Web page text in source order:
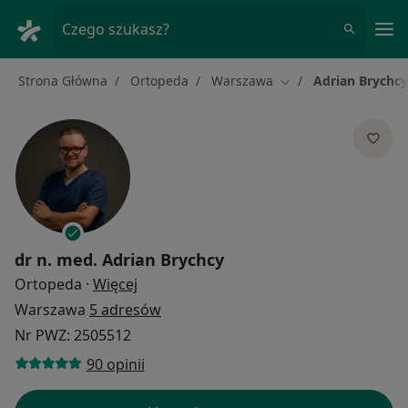
Czego szukasz?
Strona Główna Ortopeda Warszawa Zmień miasto
Adrian Brychcy
dr n. med. Adrian Brychcy
Ortopeda · Więcej
Warszawa 5 adresów
Nr PWZ: 2505512
90 opinii